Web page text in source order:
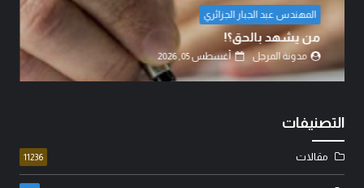
المهندس عبد الجبار الجزائري
من يشهد بالحق؟!
مدونة المرجل أغسطس 05, 2026
التصنيفات
مقالات 11236